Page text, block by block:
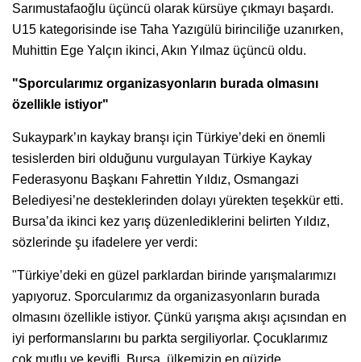
Sarımustafaoğlu üçüncü olarak kürsüye çıkmayı başardı.
U15 kategorisinde ise Taha Yazıgülü birinciliğe uzanırken,
Muhittin Ege Yalçın ikinci, Akın Yılmaz üçüncü oldu.
"Sporcularımız organizasyonların burada olmasını
özellikle istiyor"
Sukaypark’ın kaykay branşı için Türkiye’deki en önemli
tesislerden biri olduğunu vurgulayan Türkiye Kaykay
Federasyonu Başkanı Fahrettin Yıldız, Osmangazi
Belediyesi’ne desteklerinden dolayı yürekten teşekkür etti.
Bursa’da ikinci kez yarış düzenlediklerini belirten Yıldız,
sözlerinde şu ifadelere yer verdi:
"Türkiye’deki en güzel parklardan birinde yarışmalarımızı
yapıyoruz. Sporcularımız da organizasyonların burada
olmasını özellikle istiyor. Çünkü yarışma akışı açısından en
iyi performanslarını bu parkta sergiliyorlar. Çocuklarımız
çok mutlu ve keyifli. Bursa, ülkemizin en güzide